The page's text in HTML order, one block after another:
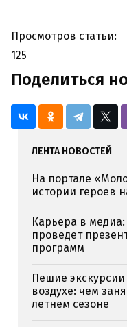
Просмотров статьи:
125
Поделиться
ЛЕНТА НОВОСТЕЙ
На портале
истории героев
Карьера в
проведет
программ
Пешие
воздухе: чем
летнем сезоне